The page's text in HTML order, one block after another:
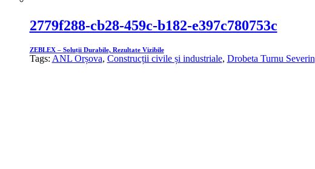
2779f288-cb28-459c-b182-e397c780753c
ZEBLEX – Soluții Durabile, Rezultate Vizibile
Tags: ANL Orșova, Construcții civile și industriale, Drobeta Turnu Severin